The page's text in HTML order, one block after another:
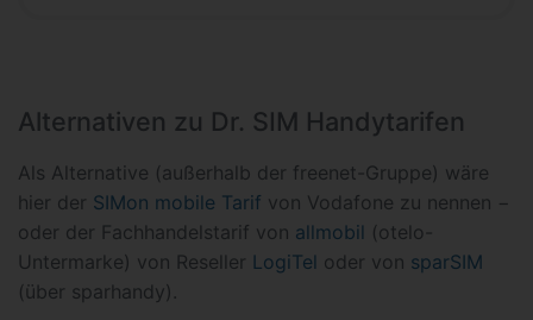
Alternativen zu Dr. SIM Handytarifen
Als Alternative (außerhalb der freenet-Gruppe) wäre
hier der SIMon mobile Tarif von Vodafone zu nennen −
oder der Fachhandelstarif von allmobil (otelo-
Untermarke) von Reseller LogiTel oder von sparSIM
(über sparhandy).